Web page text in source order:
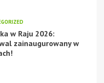
w Raju 2026:
zainaugurowany w